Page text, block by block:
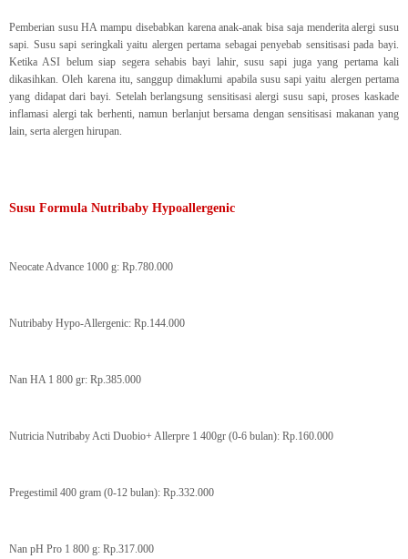
Pemberian susu HA mampu disebabkan karena anak-anak bisa saja menderita alergi susu
sapi. Susu sapi seringkali yaitu alergen pertama sebagai penyebab sensitisasi pada bayi.
Ketika ASI belum siap segera sehabis bayi lahir, susu sapi juga yang pertama kali
dikasihkan. Oleh karena itu, sanggup dimaklumi apabila susu sapi yaitu alergen pertama
yang didapat dari bayi. Setelah berlangsung sensitisasi alergi susu sapi, proses kaskade
inflamasi alergi tak berhenti, namun berlanjut bersama dengan sensitisasi makanan yang
lain, serta alergen hirupan.
Susu Formula Nutribaby Hypoallergenic
Neocate Advance 1000 g: Rp.780.000
Nutribaby Hypo-Allergenic: Rp.144.000
Nan HA 1 800 gr: Rp.385.000
Nutricia Nutribaby Acti Duobio+ Allerpre 1 400gr (0-6 bulan): Rp.160.000
Pregestimil 400 gram (0-12 bulan): Rp.332.000
Nan pH Pro 1 800 g: Rp.317.000